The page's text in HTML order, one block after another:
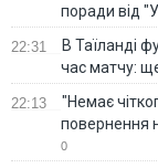
поради від
22:31
В Таїланді
час матчу:
22:13
"Немає
повернення
0